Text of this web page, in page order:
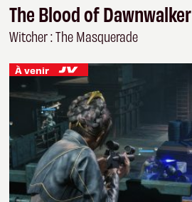
The Blood of Dawnwalker
Witcher : The Masquerade
À venir